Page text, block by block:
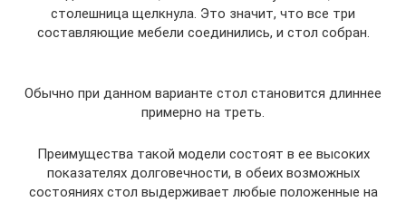
столешница щелкнула. Это значит, что все три
составляющие мебели соединились, и стол собран.
Обычно при данном варианте стол становится длиннее
примерно на треть.
Преимущества такой модели состоят в ее высоких
показателях долговечности, в обеих возможных
состояниях стол выдерживает любые положенные на